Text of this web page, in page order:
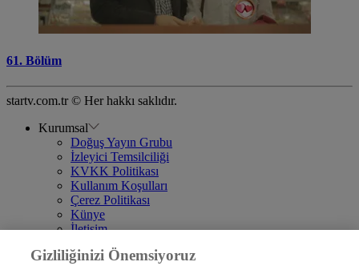
61. Bölüm
startv.com.tr © Her hakkı saklıdır.
Kurumsal
Doğuş Yayın Grubu
İzleyici Temsilciliği
KVKK Politikası
Kullanım Koşulları
Çerez Politikası
Künye
İletişim
DYG Televizyonlar
Gizliliğinizi Önemsiyoruz